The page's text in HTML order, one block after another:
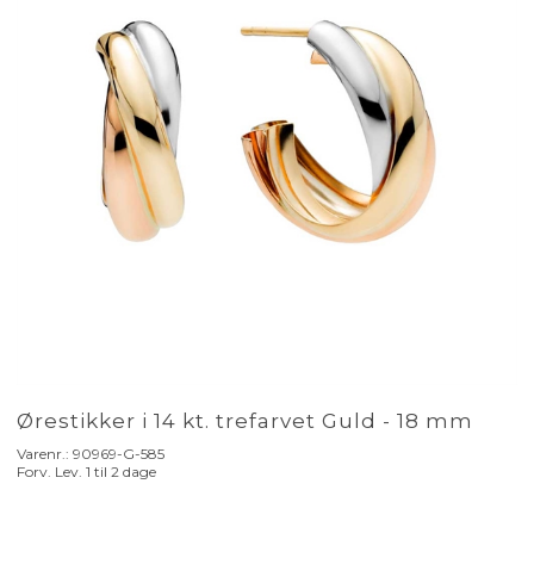
Ørestikker i 14 kt. trefarvet Guld - 18 mm
Varenr.:90969-G-585
Forv. Lev. 1 til 2 dage